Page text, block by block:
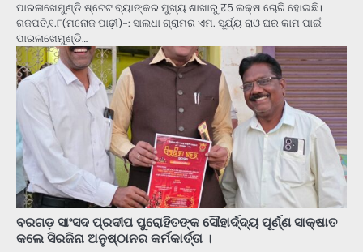
ପାରଳାଖେମୁଣ୍ଡି ଷ୍ଟେଟ ବ୍ୟାଙ୍କର ମୁଖ୍ୟ ଶାଖାରୁ ₹5 ଲକ୍ଷ ଚୋରି ହୋଇଛି।
ଗଜପତି,୧.୮(ମନୋଜ ପାଢ଼ୀ)-: ସାଲଧା ଗ୍ରାମର ଏମ. ସୂର୍ଯ୍ୟ ରାଓ ଘର କାମ ପାଇଁ
ପାରଳାଖେମୁଣ୍ଡି…
ବରଗଡ଼ ସାଂସଦ ପ୍ରଦୀପ ପୁରୋହିତଙ୍କ ସୌହାର୍ଦ୍ଦ୍ୟ ପୂର୍ଣ୍ଣ ସାକ୍ଷାତ
କଲେ ସିରଜିନା ଅନୁଷ୍ଠାନର କର୍ମକାର୍ତ୍ତା ।